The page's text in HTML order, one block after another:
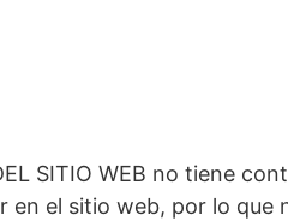
SITIO WEB no tiene
en el sitio web, por lo que